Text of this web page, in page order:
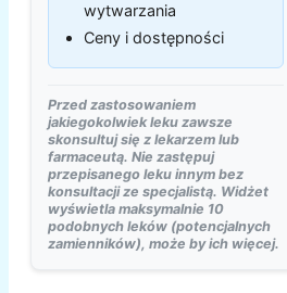
wytwarzania
Ceny i dostępności
Przed zastosowaniem
jakiegokolwiek leku zawsze
skonsultuj się z lekarzem lub
farmaceutą. Nie zastępuj
przepisanego leku innym bez
konsultacji ze specjalistą. Widżet
wyświetla maksymalnie 10
podobnych leków (potencjalnych
zamienników), może by ich więcej.